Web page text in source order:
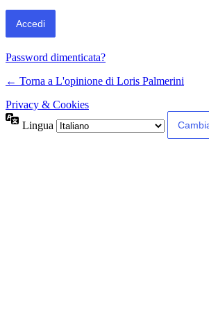
Password dimenticata?
← Torna a L'opinione di Loris Palmerini
Privacy & Cookies
Lingua